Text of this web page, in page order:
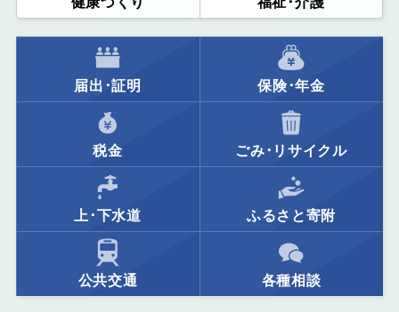
届出･証明 保険･年金
税金 ごみ･リサイクル
上･下水道 ふるさと寄附
公共交通 各種相談